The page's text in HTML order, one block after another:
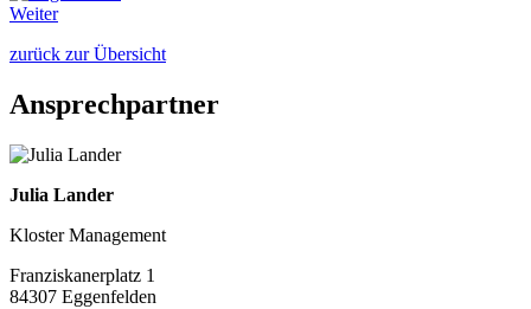
Weiter
zurück zur Übersicht
Ansprechpartner
Julia Lander
Kloster Management
Franziskanerplatz 1
84307 Eggenfelden